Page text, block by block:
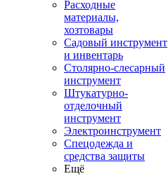
Расходные
материалы,
хозтовары
Садовый инструмент
и инвентарь
Столярно-слесарный
инструмент
Штукатурно-
отделочный
инструмент
Электроинструмент
Спецодежда и
средства защиты
Ещё